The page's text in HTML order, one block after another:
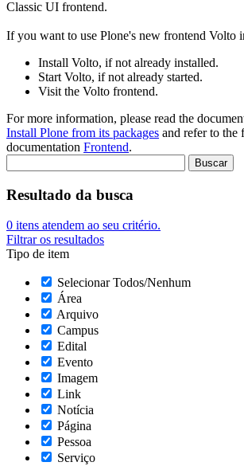
Classic UI frontend.
If you want to use Plone's new frontend Volto
Install Volto, if not already installed.
Start Volto, if not already started.
Visit the Volto frontend.
For more information, please read the
Install Plone from its packages and refer to the
documentation Frontend.
Resultado da busca
0 itens atendem ao seu critério.
Filtrar os resultados
Tipo de item
Selecionar Todos/Nenhum
Área
Arquivo
Campus
Edital
Evento
Imagem
Link
Notícia
Página
Pessoa
Serviço